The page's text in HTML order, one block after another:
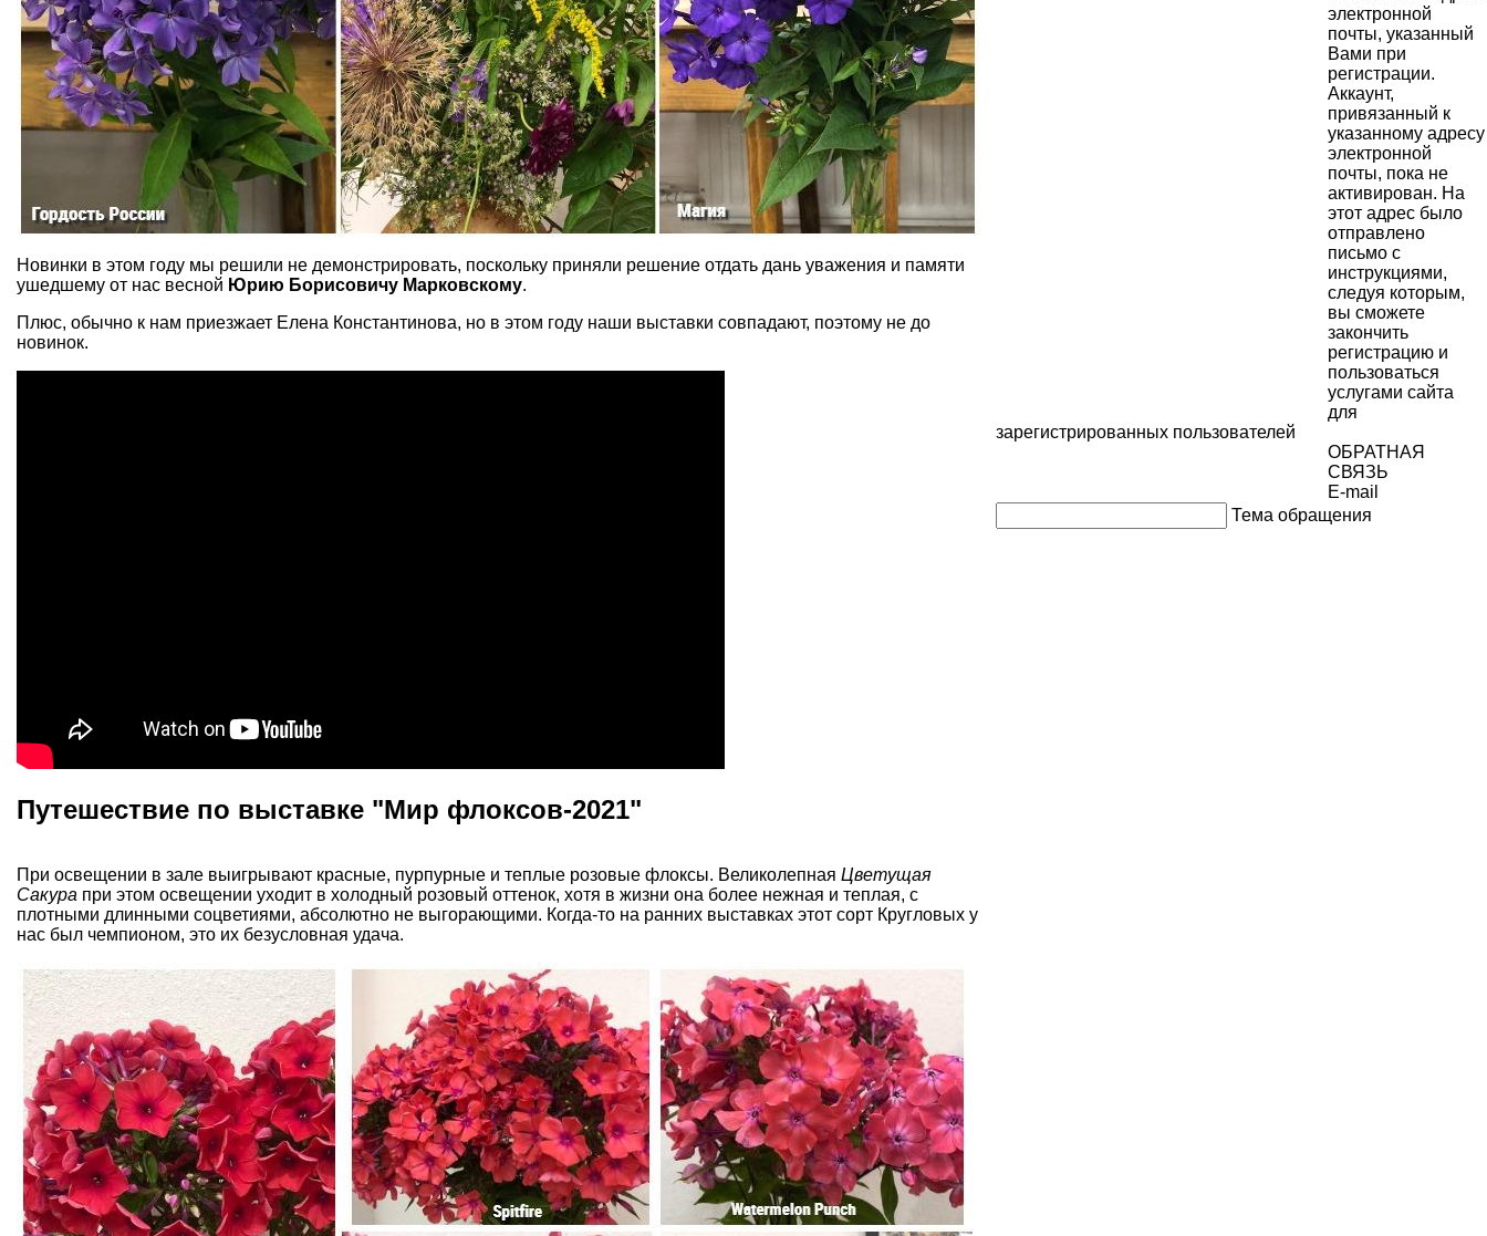
Новинки в этом году мы решили не демонстрировать, поскольку приняли решение отдать дань уважения и памяти
ушедшему от нас весной Юрию Борисовичу Марковскому.
Плюс, обычно к нам приезжает Елена Константинова, но в этом году наши выставки совпадают, поэтому не до
новинок.
Путешествие по выставке "Мир флоксов-2021"
При освещении в зале выигрывают красные, пурпурные и теплые розовые флоксы. Великолепная Цветущая
Сакура при этом освещении уходит в холодный розовый оттенок, хотя в жизни она более нежная и теплая, с
плотными длинными соцветиями, абсолютно не выгорающими. Когда-то на ранних выставках этот сорт Кругловых у
нас был чемпионом, это их безусловная удача.
электронной
почты, указанный
Вами при
регистрации.
Аккаунт,
привязанный к
указанному адресу
электронной
почты, пока не
активирован. На
этот адрес было
отправлено
письмо с
инструкциями,
следуя которым,
вы сможете
закончить
регистрацию и
пользоваться
услугами сайта
для
зарегистрированных пользователей
ОБРАТНАЯ
СВЯЗЬ
E-mail
Тема обращения